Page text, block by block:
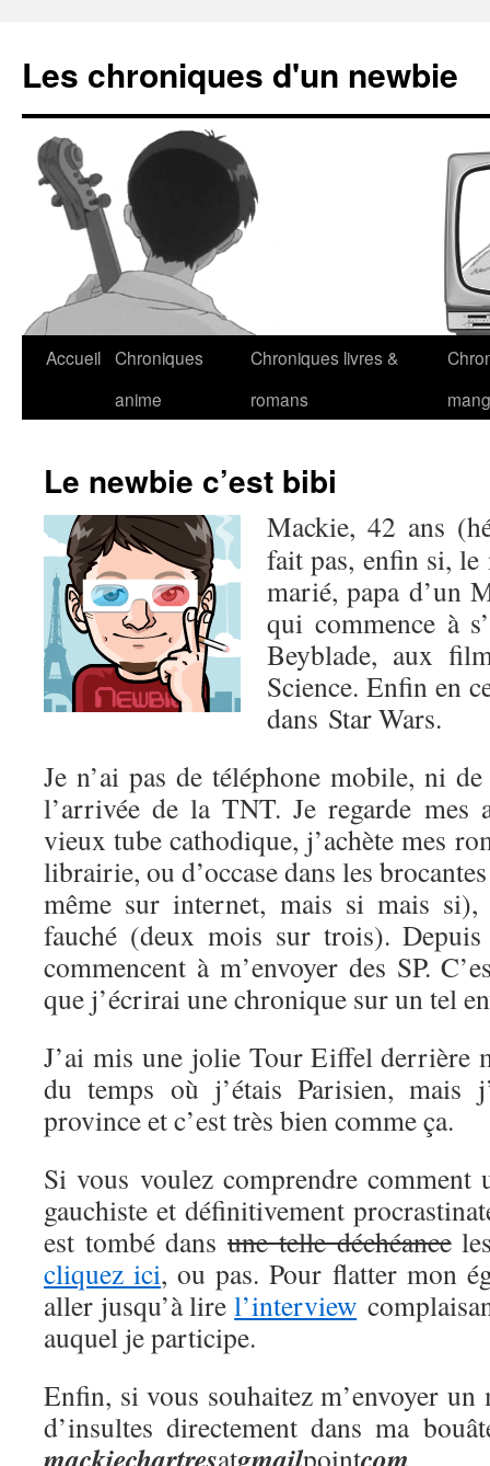
Les chroniques d'un newbie
Accueil Chroniques
anime
Chroniques livres &
romans
Le newbie c’est bibi
Mackie, 42 ans
fait pas, enfin si, le
marié, papa d’un
qui commence à
Beyblade, aux
Science. Enfin en
dans Star Wars.
Je n’ai pas de téléphone mobile, ni
l’arrivée de la TNT. Je regarde
vieux tube cathodique, j’achète mes
librairie, ou d’occase dans les
même sur internet, mais si mais
fauché (deux mois sur trois).
commencent à m’envoyer des SP.
que j’écrirai une chronique sur un tel
J’ai mis une jolie Tour Eiffel derrière
du temps où j’étais Parisien, mais
province et c’est très bien comme ça.
Si vous voulez comprendre comment
gauchiste et définitivement
est tombé dansune telle déchéance
cliquez ici, ou pas. Pour flatter mon
aller jusqu’à lirel’interview
auquel je participe.
Enfin, si vous souhaitez m’envoyer
d’insultes directement dans ma
at point